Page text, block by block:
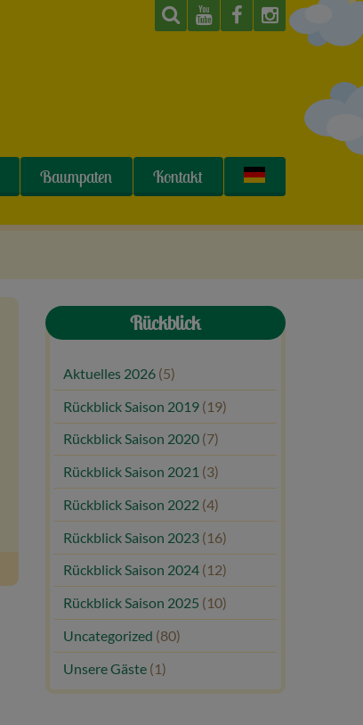
Baumpaten Kontakt
Rückblick
Aktuelles 2026 (5)
Rückblick Saison 2019 (19)
Rückblick Saison 2020 (7)
Rückblick Saison 2021 (3)
Rückblick Saison 2022 (4)
Rückblick Saison 2023 (16)
Rückblick Saison 2024 (12)
Rückblick Saison 2025 (10)
Uncategorized (80)
Unsere Gäste (1)